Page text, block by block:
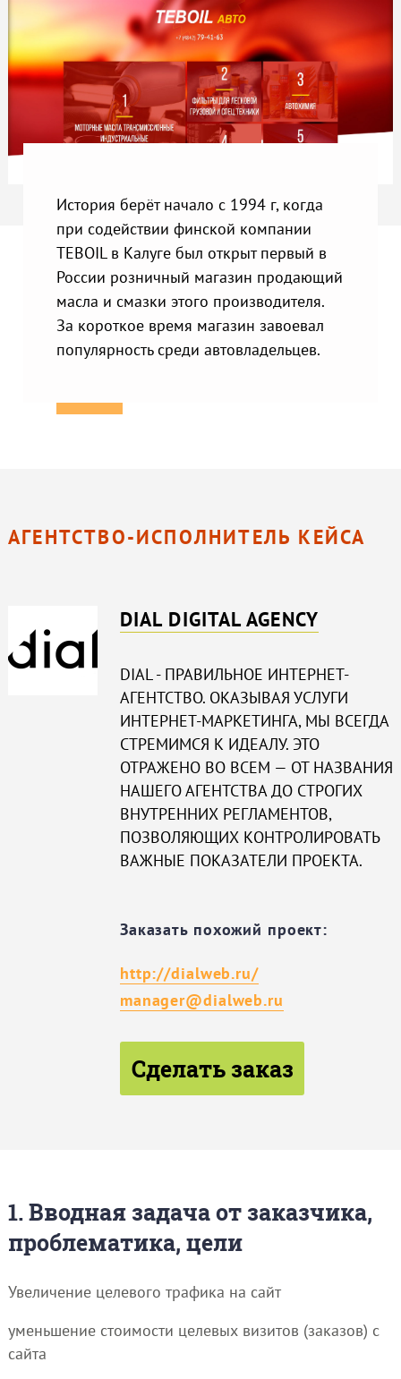
История берёт начало с 1994 г, когда
при содействии финской компании
TEBOIL в Калуге был открыт первый в
России розничный магазин продающий
масла и смазки этого производителя.
За короткое время магазин завоевал
популярность среди автовладельцев.
АГЕНТСТВО-ИСПОЛНИТЕЛЬ КЕЙСА
DIAL DIGITAL AGENCY
DIAL - ПРАВИЛЬНОЕ ИНТЕРНЕТ-
АГЕНТСТВО. ОКАЗЫВАЯ УСЛУГИ
ИНТЕРНЕТ-МАРКЕТИНГА, МЫ ВСЕГДА
СТРЕМИМСЯ К ИДЕАЛУ. ЭТО
ОТРАЖЕНО ВО ВСЕМ — ОТ НАЗВАНИЯ
НАШЕГО АГЕНТСТВА ДО СТРОГИХ
ВНУТРЕННИХ РЕГЛАМЕНТОВ,
ПОЗВОЛЯЮЩИХ КОНТРОЛИРОВАТЬ
ВАЖНЫЕ ПОКАЗАТЕЛИ ПРОЕКТА.
Заказать похожий проект:
http://dialweb.ru/
manager@dialweb.ru
Сделать заказ
1. Вводная задача от заказчика,
проблематика, цели
Увеличение целевого трафика на сайт
уменьшение стоимости целевых визитов (заказов) с
сайта